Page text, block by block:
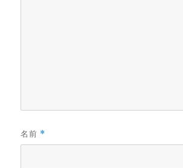
名前 *